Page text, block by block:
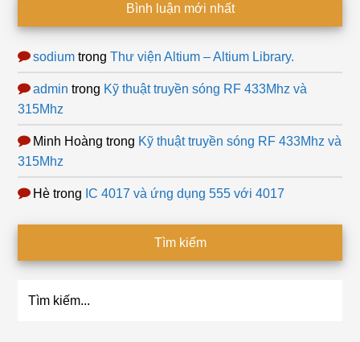
Bình luận mới nhất
sodium trongThư viện Altium – Altium Library.
admin trong Kỹ thuật truyền sóng RF 433Mhz và
315Mhz
Minh Hoàng trong Kỹ thuật truyền sóng RF 433Mhz và
315Mhz
Hè trong IC 4017 và ứng dụng 555 với 4017
Tìm kiếm